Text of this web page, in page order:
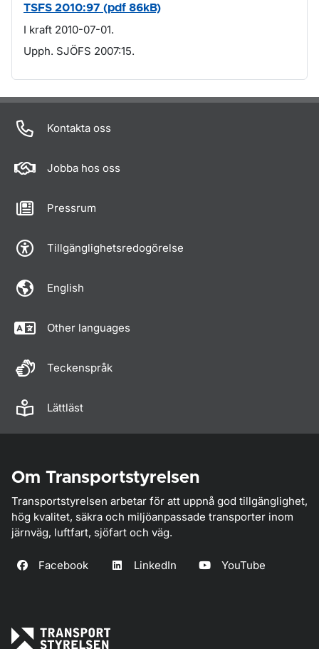
TSFS 2010:97 (pdf 86kB)
I kraft 2010-07-01.
Upph. SJÖFS 2007:15.
Om sidan
Kontakta oss
Jobba hos oss
Pressrum
Tillgänglighetsredogörelse
English
Other languages
Teckenspråk
Lättläst
Om Transportstyrelsen
Transportstyrelsen arbetar för att uppnå god tillgänglighet,
hög kvalitet, säkra och miljöanpassade transporter inom
järnväg, luftfart, sjöfart och väg.
Facebook LinkedIn YouTube